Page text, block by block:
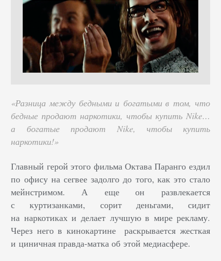
«Разница между бедными и богатыми в том, что
бедные продают наркотики, чтобы купить Nike…
а богатые продают Nike, чтобы купить
наркотики!»
Главный герой этого фильма Октава Паранго ездил
по офису на сегвее задолго до того, как это стало
мейнстримом. А еще он развлекается
с куртизанками, сорит деньгами, сидит
на наркотиках и делает лучшую в мире рекламу.
Через него в кинокартине раскрывается жесткая
и циничная правда-матка об этой медиасфере.